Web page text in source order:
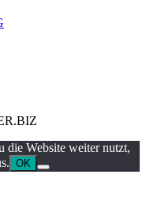
die Website weiter nutzt,
OK